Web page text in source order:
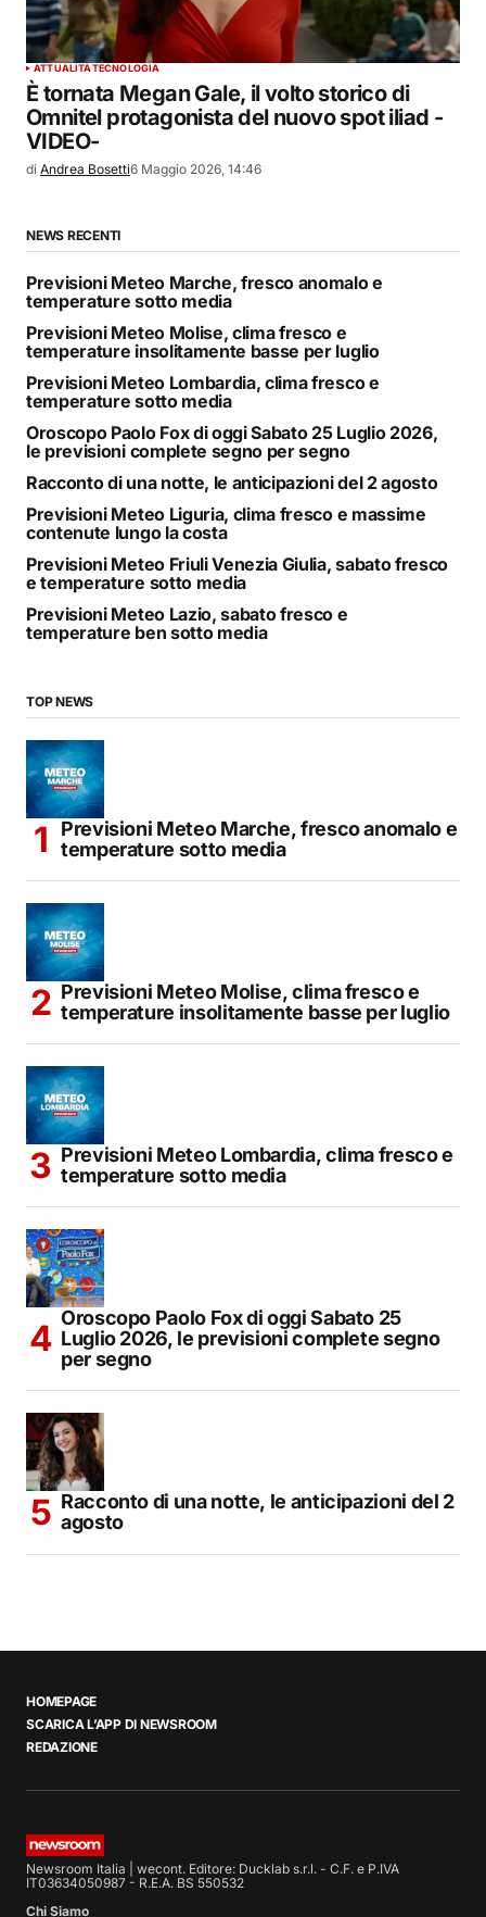
ATTUALITÀTECNOLOGIA
È tornata Megan Gale, il volto storico di
Omnitel protagonista del nuovo spot iliad -
VIDEO-
di Andrea Bosetti6 Maggio 2026, 14:46
NEWS RECENTI
Previsioni Meteo Marche, fresco anomalo e
temperature sotto media
Previsioni Meteo Molise, clima fresco e
temperature insolitamente basse per luglio
Previsioni Meteo Lombardia, clima fresco e
temperature sotto media
Oroscopo Paolo Fox di oggi Sabato 25 Luglio 2026,
le previsioni complete segno per segno
Racconto di una notte, le anticipazioni del 2 agosto
Previsioni Meteo Liguria, clima fresco e massime
contenute lungo la costa
Previsioni Meteo Friuli Venezia Giulia, sabato fresco
e temperature sotto media
Previsioni Meteo Lazio, sabato fresco e
temperature ben sotto media
TOP NEWS
Previsioni Meteo Marche, fresco anomalo e
temperature sotto media
Previsioni Meteo Molise, clima fresco e
temperature insolitamente basse per luglio
Previsioni Meteo Lombardia, clima fresco e
temperature sotto media
Oroscopo Paolo Fox di oggi Sabato 25
Luglio 2026, le previsioni complete segno
per segno
Racconto di una notte, le anticipazioni del 2
agosto
HOMEPAGE
SCARICA L’APP DI NEWSROOM
REDAZIONE
Newsroom Italia | wecont. Editore: Ducklab s.r.l. - C.F. e P.IVA
IT03634050987 - R.E.A. BS 550532
Chi Siamo